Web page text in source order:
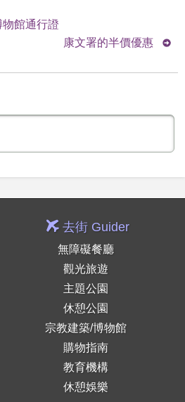
館通行證
康文署的半價優惠
去街 Guider
無障礙餐廳
觀光旅遊
主題公園
休憩公園
宗教建築/博物館
購物指南
教育機構
休憩娛樂